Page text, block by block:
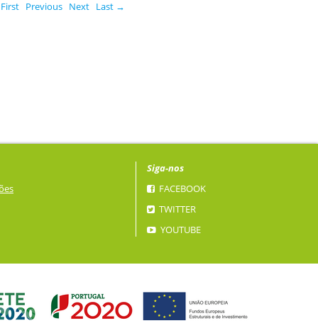
Previous Next Last →
Siga-nos
FACEBOOK
TWITTER
YOUTUBE